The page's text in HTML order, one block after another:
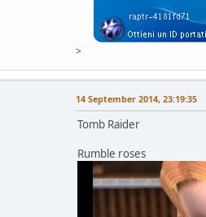
>
14 September 2014, 23:19:35
Tomb Raider
Rumble roses